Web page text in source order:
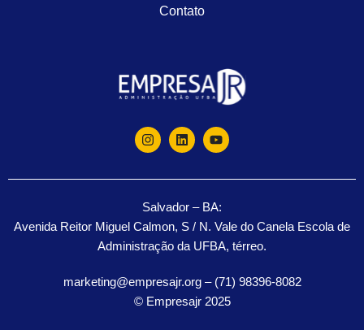
Contato
Salvador – BA:
Avenida Reitor Miguel Calmon, S / N. Vale do Canela Escola de
Administração da UFBA, térreo.
marketing@empresajr.org – (71) 98396-8082
© Empresajr 2025